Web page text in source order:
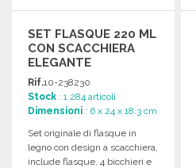
SET FLASQUE 220 ML
CON SCACCHIERA
ELEGANTE
Rif.10-238230
Stock : 1 284 articoli
Dimensioni : 6 x 24 x 18.3 cm
Set originale di flasque in
legno con design a scacchiera,
include flasque, 4 bicchieri e